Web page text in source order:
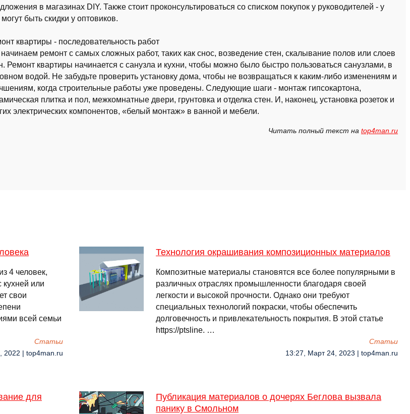
в магазинах DIY. Также стоит проконсультироваться со списком покупок у руководителей - у
могут быть скидки у оптовиков.
квартиры - последовательность работ
ремонт с самых сложных работ, таких как снос, возведение стен, скалывание полов или слоев
Ремонт квартиры начинается с санузла и кухни, чтобы можно было быстро пользоваться санузлами, в
водой. Не забудьте проверить установку дома, чтобы не возвращаться к каким-либо изменениям и
когда строительные работы уже проведены. Следующие шаги - монтаж гипсокартона,
плитка и пол, межкомнатные двери, грунтовка и отделка стен. И, наконец, установка розеток и
электрических компонентов, «белый монтаж» в ванной и мебели.
Читать полный текст на top4man.ru
4 человек,
кухней или
свои
всей семьи
Cтатьи
2022 | top4man.ru
Технология окрашивания композиционных материалов
Композитные материалы становятся все более популярными в
различных отраслях промышленности благодаря своей
легкости и высокой прочности. Однако они требуют
специальных технологий покраски, чтобы обеспечить
долговечность и привлекательность покрытия. В этой статье
https://ptsline. …
Cтатьи
13:27, Март 24, 2023 | top4man.ru
для
Публикация материалов о дочерях Беглова вызвала
панику в Смольном